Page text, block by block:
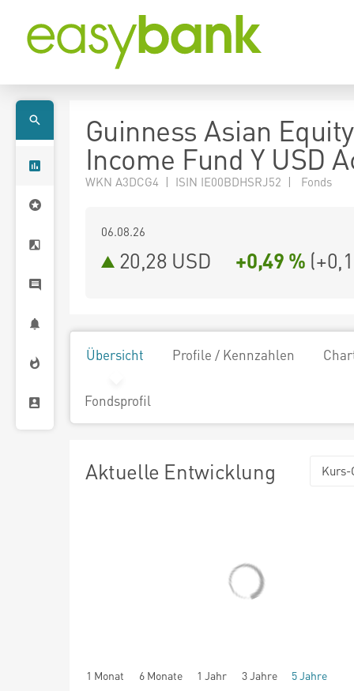
Guinness Asian Equity
Income Fund Y USD
WKN A3DCG4 | ISIN IE00BDHSRJ52 | Fonds
06.08.26
20,28 USD +0,49 % (
Übersicht Profile / Kennzahlen
Fondsprofil
Aktuelle Entwicklung Kurs-
1 Monat 6 Monate 1 Jahr 3 Jahre 5 Jahre